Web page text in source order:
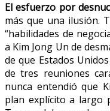
El esfuerzo por
más que una ilusión.
“habilidades de
a Kim Jong Un de
de que Estados
de tres reuniones
nunca entendió que
plan explícito a largo